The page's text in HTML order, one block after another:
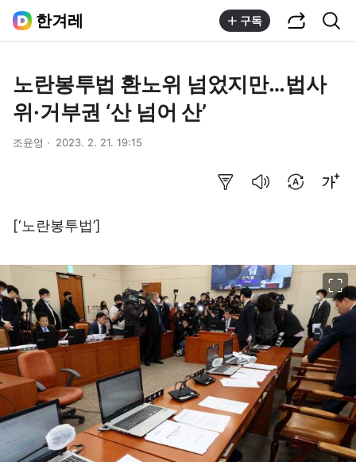
한겨레 구독
노란봉투법 환노위 넘었지만…법사
위·거부권 ‘산 넘어 산’
조윤영 2023. 2. 21. 19:15
[‘노란봉투법’]